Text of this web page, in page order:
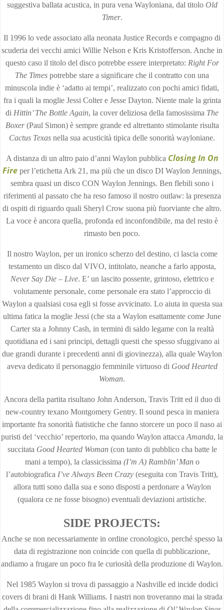
suggestiva ballata acustica, in pura vena Wayloniana, dal titolo Old
Timer.
Il 1996 lo vede associato alla neonata Justice Records e compagno di
scuderia dei vecchi amici Willie Nelson e Kris Kristofferson. Anche in
questo caso il titolo del disco potrebbe essere interpretato: Right For
The Times potrebbe stare a significare che il contratto con una
minuscola indie è ‘adatto ai tempi’, realizzato con pochi amici fidati,
fra i quali la moglie Jessi Colter e Jesse Dayton. Niente male la grinta
di Hittin’ The Bottle Again, la cover deliziosa della famosissima The
Boxer(Paul Simon) è sempre grande ed altrettanto stimolante risulta
Cactus Texas nella sua acusticità tipica delle sonorità wayloniane.
A distanza di un altro paio d’anni Waylon pubblica Closing In On
Fire per l’etichetta Ark 21, ma più che un disco DI Waylon Jennings,
sembra quasi un disco CON Waylon Jennings. Ben flebili sono i
riferimenti al passato che ha reso famoso il nostro outlaw: la presenza
di ospiti di riguardo quali Sheryl Crow suona più fuorviante che altro.
La voce è ancora quella, profonda ed inconfondibile, ma del resto è
rimasto ben poco.
Il nostro Waylon, per un ironico scherzo del destino, ci lascia come
testamento un disco dal VIVO, intitolato, neanche a farlo apposta,
Never Say Die – Live. E’ un lascito possente, grintoso, elettrico e
volutamente personale, come personale era stato l’approccio di
Waylon a qualsiasi cosa egli si fosse avvicinato. Lo aiuta in questa sua
ultima fatica la moglie Jessi (che sta a Waylon esattamente come June
Carter sta a Johnny Cash, in termini di saldo legame con la realtà
quotidiana ed i sani principi, dettagli questi che spesso sfuggivano ai
due grandi durante i precedenti anni di giovinezza), alla quale Waylon
aveva dedicato il personaggio femminile virtuoso di Good Hearted
Woman.
Ancora della partita risultano John Anderson, Travis Tritt ed il duo di
new-country texano Montgomery Gentry. Il sound pesca in maniera
importante fra sonorità fiatistiche che fanno storcere un poco il naso ai
puristi del ‘vecchio’ repertorio, ma quando Waylon attacca Amanda, la
succitata Good Hearted Woman(con tanto di pubblico cha batte le
mani a tempo), la classicissima (I’m A) Ramblin’ Mano
l’autobiografica I’ve Always Been Crazy (eseguita con Travis Tritt),
allora tutti sono dalla sua e sono disposti a perdonare a Waylon
(qualora ce ne fosse bisogno) eventuali deviazioni artistiche.
SIDE PROJECTS:
Anche se non necessariamente in ordine cronologico, perché spesso la
data di registrazione non coincide con quella di pubblicazione,
andiamo a frugare un poco fra le curiosità della produzione di Waylon.
Nel 1985 Waylon si trova di passaggio a Nashville ed incide dodici
covers di brani di Hank Williams. I nastri non troveranno mai la strada